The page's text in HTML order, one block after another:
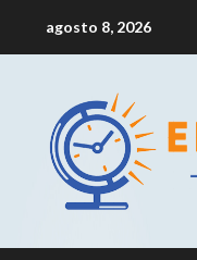
agosto 8, 2026